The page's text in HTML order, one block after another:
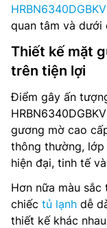
quan tâm và dưới
Thiết kế mặt
trên tiện lợi
Điểm gây ấn
gương mờ cao
thông thường, lớp
hiện đại, tinh tế
Hơn nữa màu
chiếc tủ lạnh dễ
thiết kế khác